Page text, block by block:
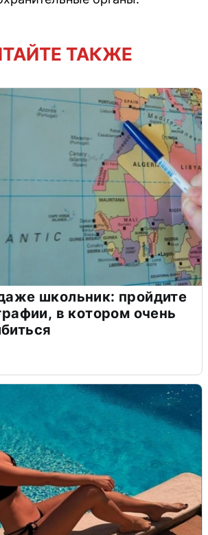
ТАКЖЕ
школьник: пройдите
в котором очень